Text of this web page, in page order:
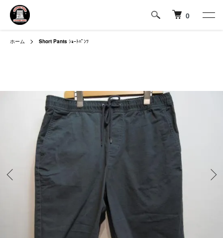
0
ホーム Short Pants ｼｮｰﾄﾊﾟﾝﾂ